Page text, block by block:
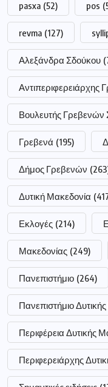
pasxa (52) pos
revma (127)
Αλεξάνδρα Σδούκου
Αντιπεριφερειάρχης
Βουλευτής Γρεβενών
Γρεβενά (195)
Δήμος Γρεβενών
Δυτική Μακεδονία
Εκλογές (214)
Μακεδονίας (249)
Πανεπιστήμιο (264)
Πανεπιστήμιο
Περιφέρεια Δυτικής
Περιφερειάρχης